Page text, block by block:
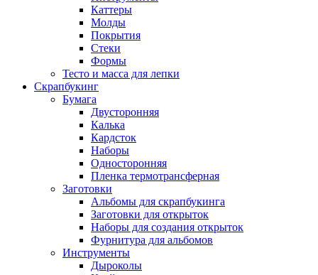
Каттеры
Молды
Покрытия
Стеки
Формы
Тесто и масса для лепки
Скрапбукинг
Бумага
Двусторонняя
Калька
Кардсток
Наборы
Односторонняя
Пленка термотрансферная
Заготовки
Альбомы для скрапбукинга
Заготовки для открыток
Наборы для создания открыток
Фурнитура для альбомов
Инструменты
Дыроколы